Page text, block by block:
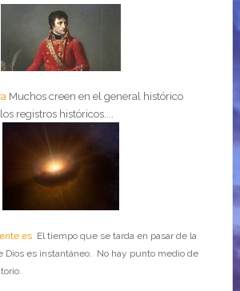
Muchos creen en el general histórico
registros históricos....
esEl tiempo que se tarda en pasar de la
Dios es instantáneo. No hay punto medio de